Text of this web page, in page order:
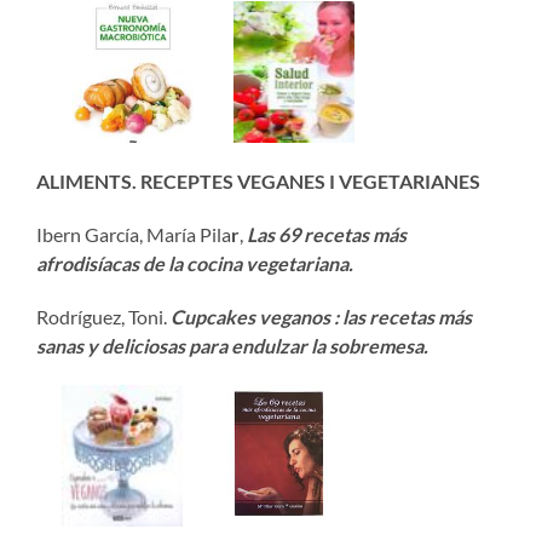
ALIMENTS. RECEPTES VEGANES I VEGETARIANES
Ibern García, María Pilar, Las 69 recetas más
afrodisíacas de la cocina vegetariana.
Rodríguez, Toni. Cupcakes veganos : las recetas más
sanas y deliciosas para endulzar la sobremesa.